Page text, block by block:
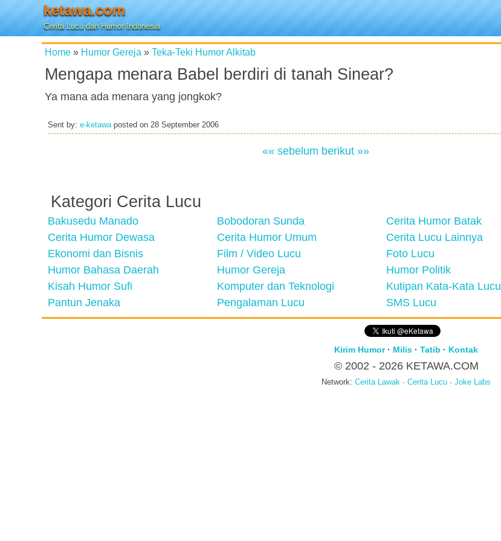
ketawa.com
Cerita Lucu dan Humor Indonesia
Home » Humor Gereja » Teka-Teki Humor Alkitab
Mengapa menara Babel berdiri di tanah Sinear?
Ya mana ada menara yang jongkok?
Sent by: e-ketawaposted on 28 September 2006
«« sebelum berikut »»
Kategori Cerita Lucu
Bakusedu Manado Bobodoran Sunda Cerita Humor Batak
Cerita Humor Dewasa
Cerita Humor Umum Cerita Lucu Lainnya
Ekonomi dan Bisnis
Film / Video Lucu Foto Lucu
Humor Bahasa Daerah
Humor Gereja Humor Politik
Kisah Humor Sufi
Komputer dan Teknologi Kutipan Kata-Kata Lucu
Pantun Jenaka
Pengalaman Lucu SMS Lucu
Kirim Humor· Milis · Tatib · Kontak
© 2002 - 2026 KETAWA.COM
Network: Cerita Lawak · Cerita Lucu · Joke Labs